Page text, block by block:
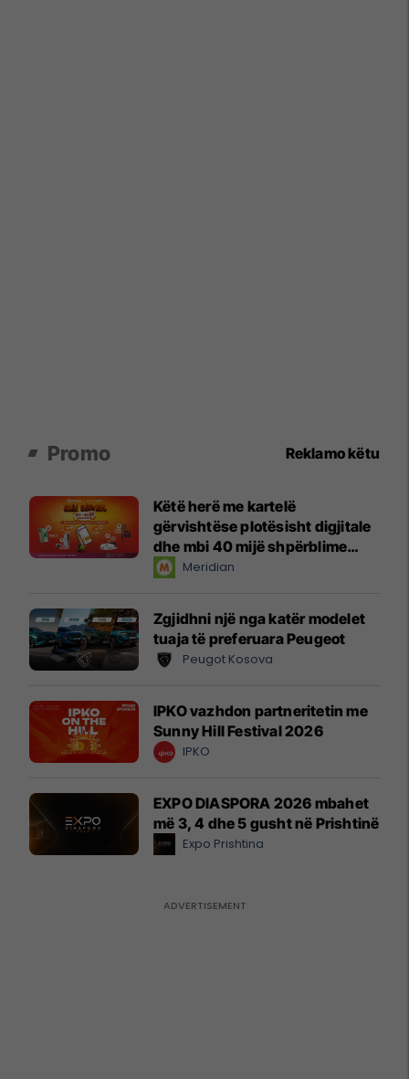
Promo Reklamo këtu
Këtë herë me kartelë
gërvishtëse plotësisht digjitale
dhe mbi 40 mijë shpërblime
instant!Meridian
Zgjidhni një nga katër modelet
tuaja të preferuara Peugeot
Peugot Kosova
IPKO vazhdon partneritetin me
Sunny Hill Festival 2026
IPKO
EXPO DIASPORA 2026 mbahet
më 3, 4 dhe 5 gusht në Prishtinë
Expo Prishtina